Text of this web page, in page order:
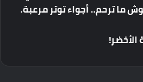
ماترحم..أجواءتوترمرعبة.
الأخضر!